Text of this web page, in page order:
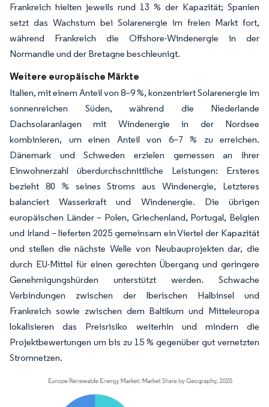
Frankreich hielten jeweils rund 13 % der Kapazität; Spanien
setzt das Wachstum bei Solarenergie im freien Markt fort,
während Frankreich die Offshore-Windenergie in der
Normandie und der Bretagne beschleunigt.
Weitere europäische Märkte
Italien, mit einem Anteil von 8–9 %, konzentriert Solarenergie im
sonnenreichen Süden, während die Niederlande
Dachsolaranlagen mit Windenergie in der Nordsee
kombinieren, um einen Anteil von 6–7 % zu erreichen.
Dänemark und Schweden erzielen gemessen an ihrer
Einwohnerzahl überdurchschnittliche Leistungen: Ersteres
bezieht 80 % seines Stroms aus Windenergie, Letzteres
balanciert Wasserkraft und Windenergie. Die übrigen
europäischen Länder – Polen, Griechenland, Portugal, Belgien
und Irland – lieferten 2025 gemeinsam ein Viertel der Kapazität
und stellen die nächste Welle von Neubauprojekten dar, die
durch EU-Mittel für einen gerechten Übergang und geringere
Genehmigungshürden unterstützt werden. Schwache
Verbindungen zwischen der Iberischen Halbinsel und
Frankreich sowie zwischen dem Baltikum und Mitteleuropa
lokalisieren das Preisrisiko weiterhin und mindern die
Projektbewertungen um bis zu 15 % gegenüber gut vernetzten
Stromnetzen.